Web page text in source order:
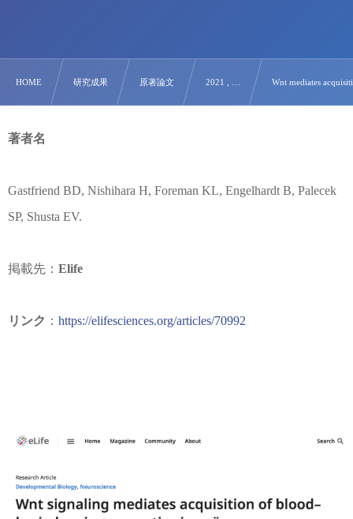
HOME 研究成果 原著論文 2021 , … Wnt mediates
著者名
Gastfriend BD, Nishihara H, Foreman KL, Engelhardt B, Palecek
SP, Shusta EV.
掲載先： Elife
リンク ： https://elifesciences.org/articles/70992